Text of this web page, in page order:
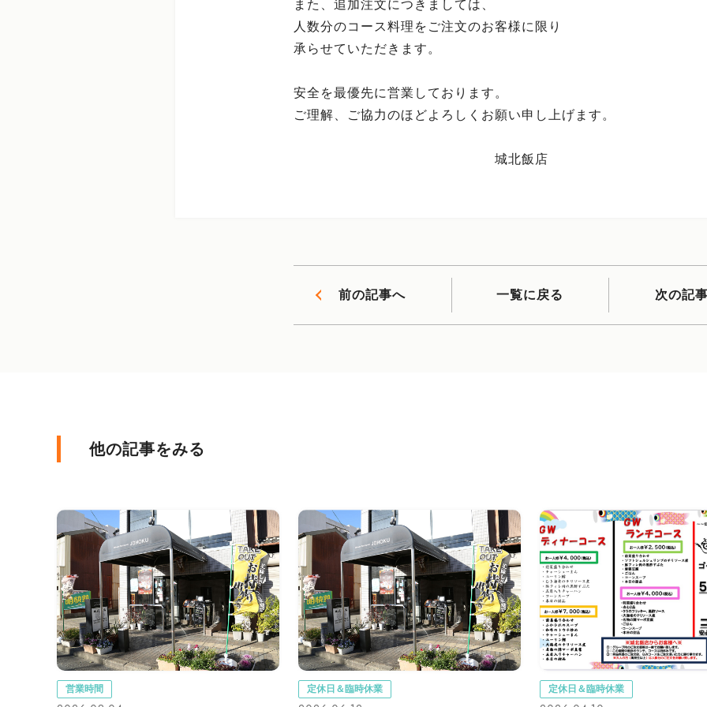
また、追加注文につきましては、
人数分のコース料理をご注文のお客様に限り
承らせていただきます。
安全を最優先に営業しております。
ご理解、ご協力のほどよろしくお願い申し上げます。
城北飯店
前の記事へ 次の記
一覧に戻る
他の記事をみる
営業時間 定休日＆臨時休業 定休日＆臨時休業